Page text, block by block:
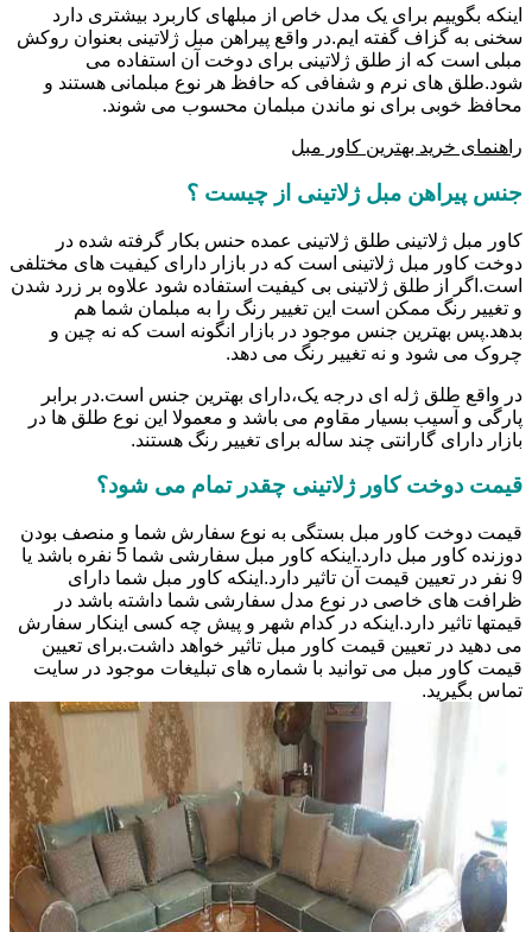
اینکه بگوییم برای یک مدل خاص از مبلهای کاربرد بیشتری دارد
سخنی به گزاف گفته ایم.در واقع پیراهن مبل ژلاتینی بعنوان روکش
مبلی است که از طلق ژلاتینی برای دوخت آن استفاده می
شود.طلق های نرم و شفافی که حافظ هر نوع مبلمانی هستند و
محافظ خوبی برای نو ماندن مبلمان محسوب می شوند.
راهنمای خرید بهترین کاور مبل
جنس پیراهن مبل ژلاتینی از چیست ؟
کاور مبل ژلاتینی طلق ژلاتینی عمده حنس بکار گرفته شده در
دوخت کاور مبل ژلاتینی است که در بازار دارای کیفیت های مختلفی
است.اگر از طلق ژلاتینی بی کیفیت استفاده شود علاوه بر زرد شدن
و تغییر رنگ ممکن است این تغییر رنگ را به مبلمان شما هم
بدهد.پس بهترین جنس موجود در بازار انگونه است که نه چین و
چروک می شود و نه تغییر رنگ می دهد.
در واقع طلق ژله ای درجه یک،دارای بهترین جنس است.در برابر
پارگی و آسیب بسیار مقاوم می باشد و معمولا این نوع طلق ها در
بازار دارای گارانتی چند ساله برای تغییر رنگ هستند.
قیمت دوخت کاور ژلاتینی چقدر تمام می شود؟
قیمت دوخت کاور مبل بستگی به نوع سفارش شما و منصف بودن
دوزنده کاور مبل دارد.اینکه کاور مبل سفارشی شما 5 نفره باشد یا
9 نفر در تعیین قیمت آن تاثیر دارد.اینکه کاور مبل شما دارای
ظرافت های خاصی در نوع مدل سفارشی شما داشته باشد در
قیمتها تاثیر دارد.اینکه در کدام شهر و پیش چه کسی اینکار سفارش
می دهید در تعیین قیمت کاور مبل تاثیر خواهد داشت.برای تعیین
قیمت کاور مبل می توانید با شماره های تبلیغات موجود در سایت
تماس بگیرید.